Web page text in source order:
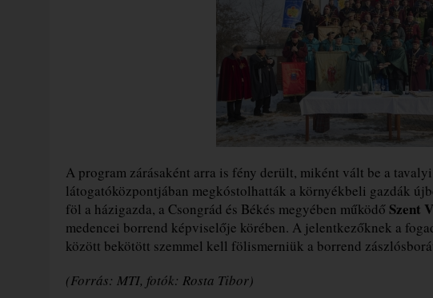
A program zárásaként arra is fény derült, miként vált be a
látogatóközpontjában megkóstolhatták a környékbeli gazdák
föl a házigazda, a Csongrád és Békés megyében működő Szent
medencei borrend képviselője körében. A jelentkezőknek a
között bekötött szemmel kell fölismerniük a borrend
(Forrás: MTI, fotók: Rosta Tibor)